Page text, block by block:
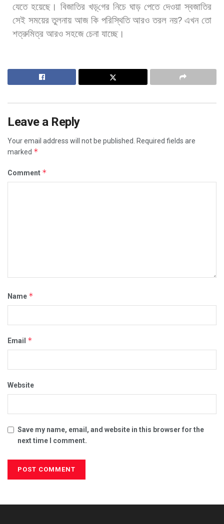
যেতে হয়েছে। বিজাতির খড়্গের নিচে ঘাড় পেতে দেওয়া স্বজাতির
সেই সময়ের তুলনায় আজ কি পরিস্থিতি আরও তরল নয়?এখন তো
শত্রুমিত্র আরও সহজে চেনা যাচ্ছে।
Leave a Reply
Your email address will not be published.
Required fields are
marked *
Comment *
Name *
Email *
Website
Save my name, email, and website in this browser for the
next time I comment.